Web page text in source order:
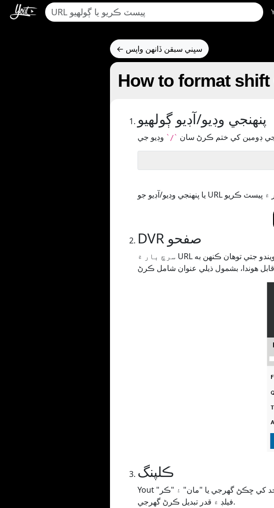
← سڀني سبقن ڏانهن واپس
How to format
پنھنجي وڊيو/آڊيو ڳولھيو
ڊومين کي ختم ڪرڻ سان `/`
DVR صفحو
سرچ بار ۾ URL داخل ڪرڻ يا ڪاپي ڪرڻ کان پوءِ توهان کي ڊي وي آر پيج ڏانهن ريڊائريڪٽ ڪيو ويندو جتي توهان ڪنهن به
ڪلپنگ
Yout توهان کي توهان جي وڊيو/آڊيو کي ڪٽڻ جي اجازت ڏئي ٿي، توهان کي وقت جي حد کي ڇڪڻ گهرجي يا "مان" ۽ "ڪر"
فيلڊ ۾ قدر تبديل ڪرڻ گهرجي.